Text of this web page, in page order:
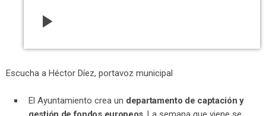
play_arrow
Escucha a Héctor Díez, portavoz municipal
El Ayuntamiento crea un departamento de captación y